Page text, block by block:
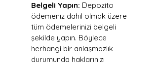
Belgeli Yapın: Depozito
ödemeniz dahil olmak üzere
tüm ödemelerinizi belgeli
şekilde yapın. Böylece
herhangi bir anlaşmazlık
durumunda haklarınızı